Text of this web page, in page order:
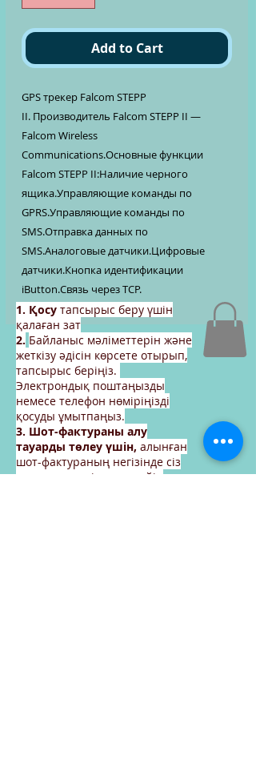
Add to Cart
GPS трекер Falcom STEPP
II. Производитель Falcom STEPP II —
Falcom Wireless
Communications.Основные функции
Falcom STEPP II:Наличие черного
ящика.Управляющие команды по
GPRS.Управляющие команды по
SMS.Отправка данных по
SMS.Аналоговые датчики.Цифровые
датчики.Кнопка идентификации
iButton.Связь через TCP.
1. Қосу тапсырыс беру үшін
қалаған зат
2. Байланыс мәліметтерін және
жеткізу әдісін көрсете отырып,
тапсырыс беріңіз.
Электрондық поштаңызды
немесе телефон нөміріңізді
қосуды ұмытпаңыз.
3. Шот-фактураны алу
тауарды төлеу үшін, алынған
шот-фактураның негізінде сіз
тауарды жеткізгенге дейін